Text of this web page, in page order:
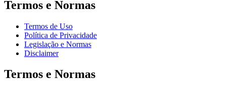
Termos e Normas
Termos de Uso
Política de Privacidade
Legislação e Normas
Disclaimer
Termos e Normas